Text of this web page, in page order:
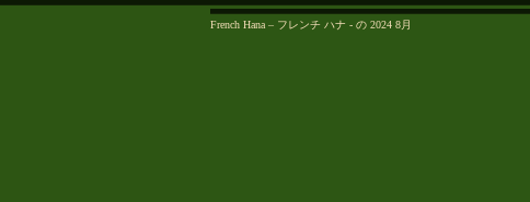
French Hana – フレンチ ハナ - の 2024 8月